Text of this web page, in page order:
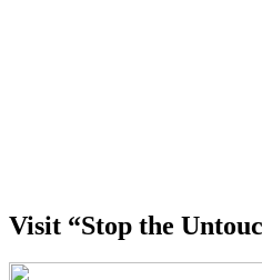
Visit “Stop the